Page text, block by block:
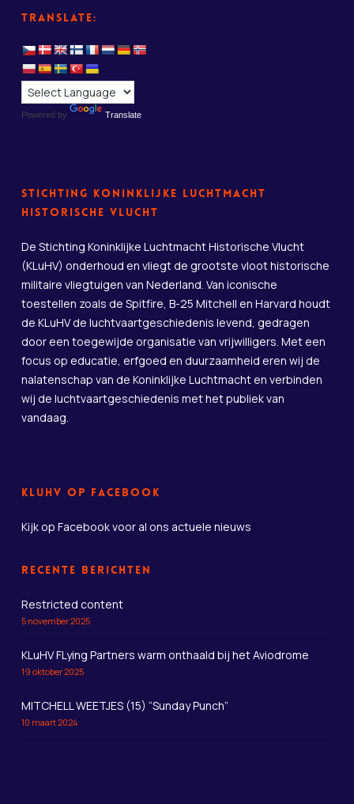
Translate:
Powered by Translate
Stichting Koninklijke Luchtmacht
Historische Vlucht
De Stichting Koninklijke Luchtmacht Historische Vlucht
(KLuHV) onderhoud en vliegt de grootste vloot historische
militaire vliegtuigen van Nederland. Van iconische
toestellen zoals de Spitfire, B-25 Mitchell en Harvard houdt
de KLuHV de luchtvaartgeschiedenis levend, gedragen
door een toegewijde organisatie van vrijwilligers. Met een
focus op educatie, erfgoed en duurzaamheid eren wij de
nalatenschap van de Koninklijke Luchtmacht en verbinden
wij de luchtvaartgeschiedenis met het publiek van
vandaag.
KLuHV op Facebook
Kijk op Facebookvoor al ons actuele nieuws
Recente berichten
Restricted content
5 november 2025
KLuHV FLying Partners warm onthaald bij het Aviodrome
19 oktober 2025
MITCHELL WEETJES (15) “Sunday Punch”
10 maart 2024